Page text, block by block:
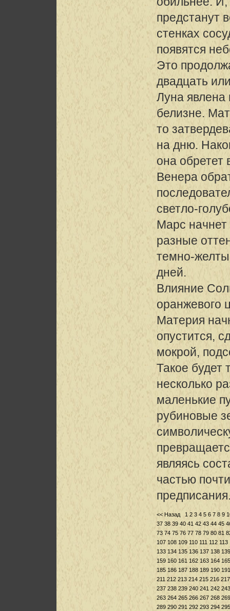
предстанут
стенках
появятся
Это
двадцать
Луна явлена
белизне.
то
на дню.
она обретет
Венера
светло-
Марс
разные
темно-
дней.
Влияние
оранжевого
Материя
опустится,
мокрой,
Такое будет
несколько
маленькие
рубиновые
являясь
частью
<< Назад 1 2 3 4 5 6 7 8 9
37 38 39 40 41 42 43 44 45
73 74 75 76 77 78 79 80 81
107 108 109 110 111 112 113
133 134 135 136 137 138 139
159 160 161 162 163 164 165
185 186 187 188 189 190 191
211 212 213 214 215 216 217
237 238 239 240 241 242 243
263 264 265 266 267 268 269
289 290 291 292 293 294 295